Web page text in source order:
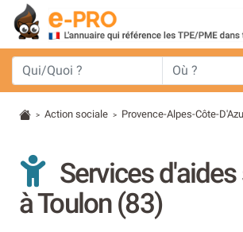
> Action sociale > Provence-Alpes-Côte-
Services
à Toulon (83)